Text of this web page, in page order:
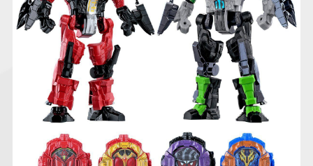
仮面ライダーシリー
ズ
アンパンマン
キャラパキ
ポケモンスケールワ
ールド